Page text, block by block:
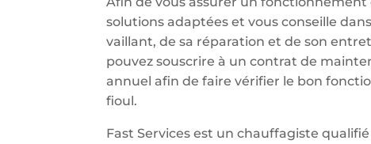
solutions adaptées et vous conseille
vaillant, de sa réparation et de son
pouvez souscrire à un contrat de
annuel afin de faire vérifier le bon
fioul.
Fast Services est un chauffagiste